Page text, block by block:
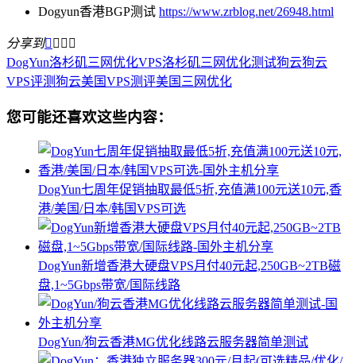
Dogyun香港BGP测试 https://www.zrblog.net/26948.html
分享到   
DogYun洛杉矶三网优化VPS洛杉矶三网优化测试狗云狗云
VPS评测狗云美国VPS测评美国三网优化
您可能还喜欢这些内容：
DogYun七周年促销抽取最低5折,充值满100元送10元,香
港/美国/日本/韩国VPS可选
DogYun新增香港大硬盘VPS月付40元起,250GB~2TB磁
盘,1~5Gbps带宽/国际线路
DogYun/狗云香港MG优化线路云服务器简单测试